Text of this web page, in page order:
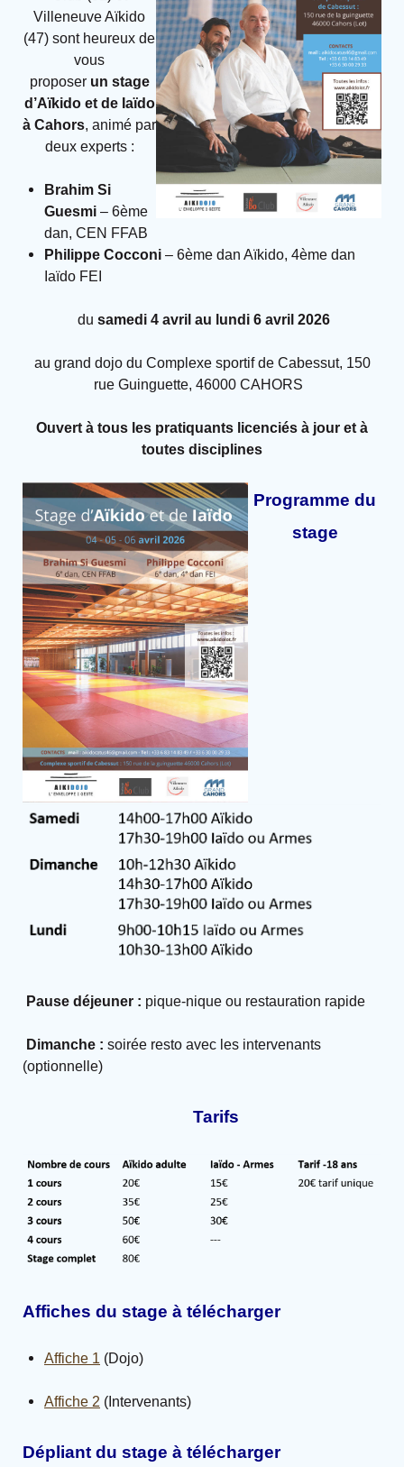
Villeneuve Aïkido
(47) sont heureux de
vous
proposer un stage
d’Aïkido et de Iaïdo
à Cahors, animé par
deux experts :
Brahim Si
Guesmi – 6ème
dan, CEN FFAB
Philippe Cocconi – 6ème dan Aïkido, 4ème dan
Iaïdo FEI
du samedi 4 avril au lundi 6 avril 2026
au grand dojo du Complexe sportif de Cabessut, 150
rue Guinguette, 46000 CAHORS
Ouvert à tous les pratiquants licenciés à jour et à
toutes disciplines
Programme du
stage
Pause déjeuner : pique-nique ou restauration rapide
Dimanche : soirée resto avec les intervenants
(optionnelle)
Tarifs
Affiches du stage à télécharger
Affiche 1 (Dojo)
Affiche 2 (Intervenants)
Dépliant du stage à télécharger